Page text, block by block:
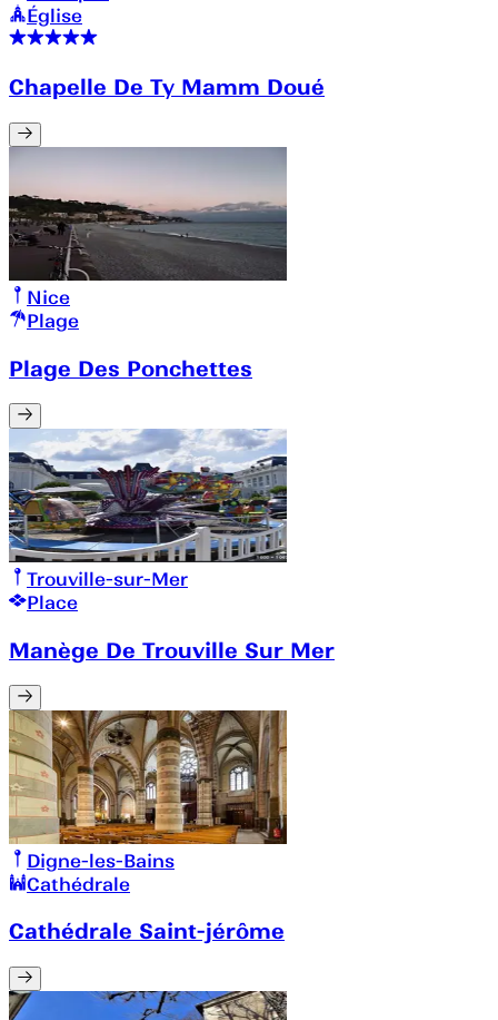
Église
Chapelle De Ty Mamm Doué
Nice
Plage
Plage Des Ponchettes
Trouville-sur-Mer
Place
Manège De Trouville Sur Mer
Digne-les-Bains
Cathédrale
Cathédrale Saint-jérôme